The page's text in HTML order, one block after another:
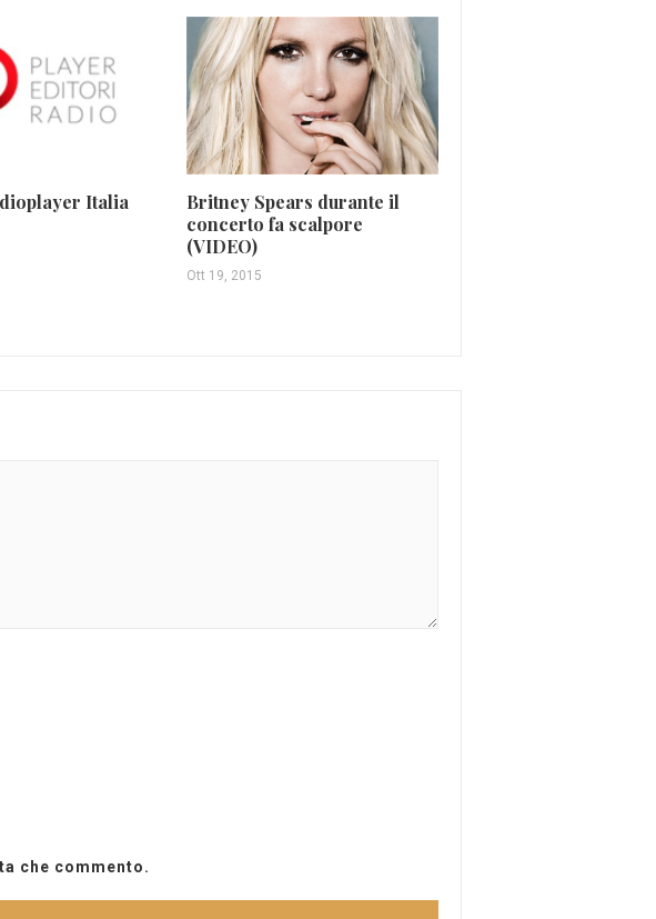
Italia
Britney Spears durante il
concerto fa scalpore
(VIDEO)
Ott 19, 2015
che commento.